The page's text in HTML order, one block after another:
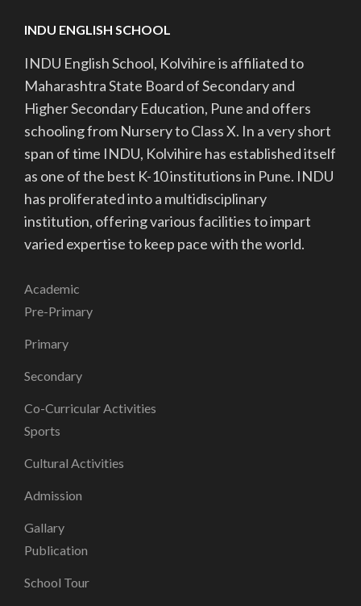
INDU ENGLISH SCHOOL
INDU English School, Kolvihire is affiliated to
Maharashtra State Board of Secondary and
Higher Secondary Education, Pune and offers
schooling from Nursery to Class X. In a very short
span of time INDU, Kolvihire has established itself
as one of the best K-10 institutions in Pune. INDU
has proliferated into a multidisciplinary
institution, offering various facilities to impart
varied expertise to keep pace with the world.
Academic
Pre-Primary
Primary
Secondary
Co-Curricular Activities
Sports
Cultural Activities
Admission
Gallary
Publication
School Tour